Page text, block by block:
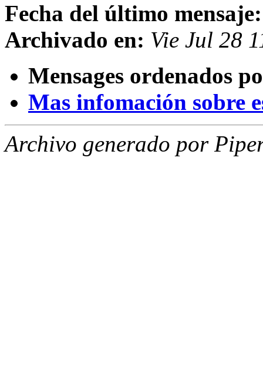
Fecha del último mensaje:
Archivado en: Vie Jul 28
Mensages ordenados
Mas infomación sobre
Archivo generado por